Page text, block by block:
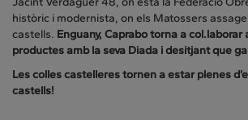
històric i modernista, on els Matossers
castells. Enguany, Caprabo torna a col.laborar
productes amb la seva Diada i desitjant que
Les colles castelleres tornen a estar plenes
castells!